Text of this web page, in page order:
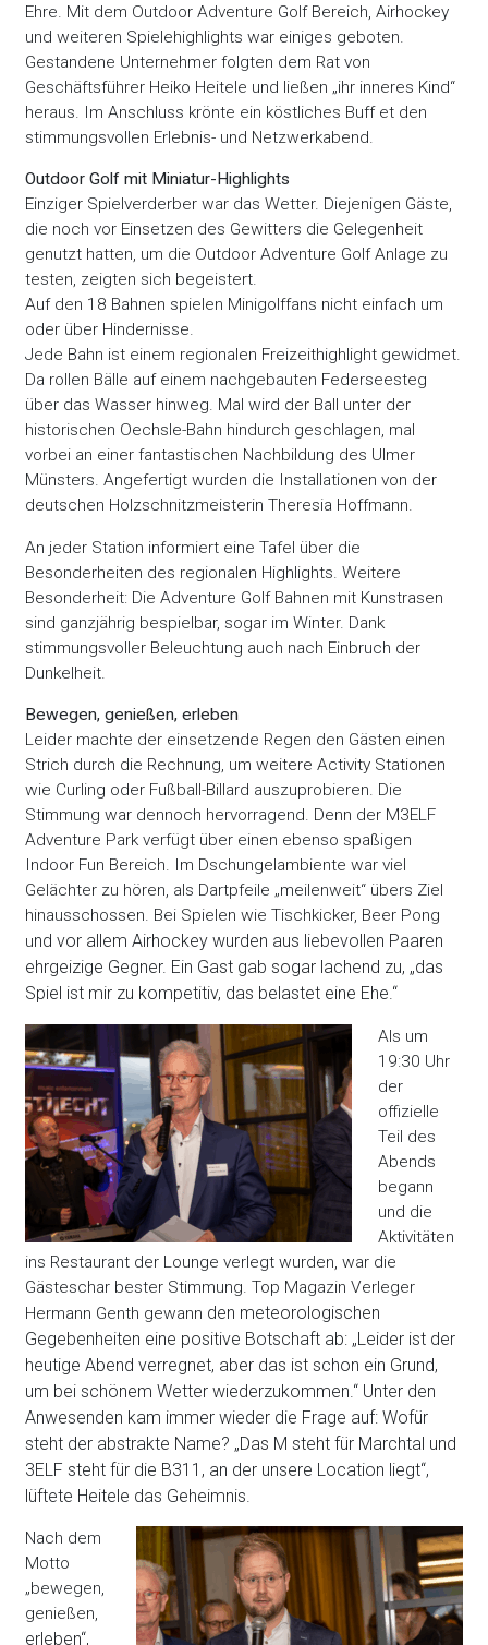
Ehre. Mit dem Outdoor Adventure Golf Bereich, Airhockey
und weiteren Spielehighlights war einiges geboten.
Gestandene Unternehmer folgten dem Rat von
Geschäftsführer Heiko Heitele und ließen „ihr inneres Kind“
heraus. Im Anschluss krönte ein köstliches Buff et den
stimmungsvollen Erlebnis- und Netzwerkabend.
Outdoor Golf mit Miniatur-Highlights
Einziger Spielverderber war das Wetter. Diejenigen Gäste,
die noch vor Einsetzen des Gewitters die Gelegenheit
genutzt hatten, um die Outdoor Adventure Golf Anlage zu
testen, zeigten sich begeistert.
Auf den 18 Bahnen spielen Minigolffans nicht einfach um
oder über Hindernisse.
Jede Bahn ist einem regionalen Freizeithighlight gewidmet.
Da rollen Bälle auf einem nachgebauten Federseesteg
über das Wasser hinweg. Mal wird der Ball unter der
historischen Oechsle-Bahn hindurch geschlagen, mal
vorbei an einer fantastischen Nachbildung des Ulmer
Münsters. Angefertigt wurden die Installationen von der
deutschen Holzschnitzmeisterin Theresia Hoffmann.
An jeder Station informiert eine Tafel über die
Besonderheiten des regionalen Highlights. Weitere
Besonderheit: Die Adventure Golf Bahnen mit Kunstrasen
sind ganzjährig bespielbar, sogar im Winter. Dank
stimmungsvoller Beleuchtung auch nach Einbruch der
Dunkelheit.
Bewegen, genießen, erleben
Leider machte der einsetzende Regen den Gästen einen
Strich durch die Rechnung, um weitere Activity Stationen
wie Curling oder Fußball-Billard auszuprobieren. Die
Stimmung war dennoch hervorragend. Denn der M3ELF
Adventure Park verfügt über einen ebenso spaßigen
Indoor Fun Bereich. Im Dschungelambiente war viel
Gelächter zu hören, als Dartpfeile „meilenweit“ übers Ziel
hinausschossen. Bei Spielen wie Tischkicker, Beer Pong
und vor allem Airhockey wurden aus liebevollen Paaren
ehrgeizige Gegner. Ein Gast gab sogar lachend zu, „das
Spiel ist mir zu kompetitiv, das belastet eine Ehe.“
Als um
19:30 Uhr
der
offizielle
Teil des
Abends
begann
und die
Aktivitäten
ins Restaurant der Lounge verlegt wurden, war die
Gästeschar bester Stimmung. Top Magazin Verleger
Hermann Genth gewann den meteorologischen
Gegebenheiten eine positive Botschaft ab: „Leider ist der
heutige Abend verregnet, aber das ist schon ein Grund,
um bei schönem Wetter wiederzukommen.“ Unter den
Anwesenden kam immer wieder die Frage auf: Wofür
steht der abstrakte Name? „Das M steht für Marchtal und
3ELF steht für die B311, an der unsere Location liegt“,
lüftete Heitele das Geheimnis.
Nach dem
Motto
„bewegen,
genießen,
erleben“,